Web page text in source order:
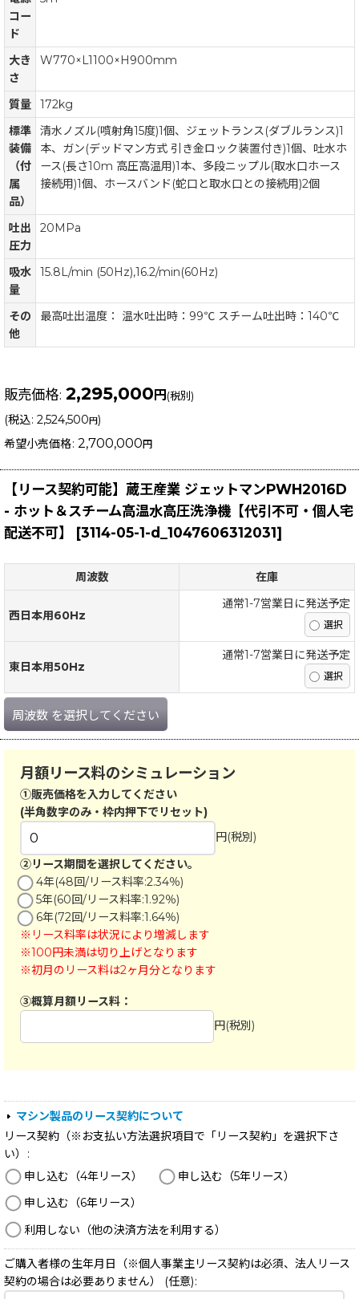
コー
ド
大き
さ
W770×L1100×H900mm
質量
172kg
標準
装備
（付
属
品）
清水ノズル(噴射角15度)1個、ジェットランス(ダブルランス)1
本、ガン(デッドマン方式 引き金ロック装置付き)1個、吐水ホ
ース(長さ10m 高圧高温用)1本、多段ニップル(取水口ホース
接続用)1個、ホースバンド(蛇口と取水口との接続用)2個
吐出
圧力
20MPa
吸水
量
15.8L/min (50Hz),16.2/min(60Hz)
その
他
最高吐出温度： 温水吐出時：99℃ スチーム吐出時：140℃
販売価格: 2,295,000円(税別)
(税込: 2,524,500円)
希望小売価格: 2,700,000 円
【リース契約可能】蔵王産業 ジェットマンPWH2016D
- ホット＆スチーム高温水高圧洗浄機【代引不可・個人宅
配送不可】
[3114-05-1-d_1047606312031]
周波数 在庫
西日本用60Hz
通常1-7営業日に発送予定
東日本用50Hz
通常1-7営業日に発送予定
周波数 を選択してください
マシン製品のリース契約について
リース契約（※お支払い方法選択項目で「リース契約」を選択下さ
い）
:
申し込む（4年リース）
申し込む（5年リース）
申し込む（6年リース）
利用しない（他の決済方法を利用する）
ご購入者様の生年月日（※個人事業主リース契約は必須、法人リース
契約の場合は必要ありません）
(任意):